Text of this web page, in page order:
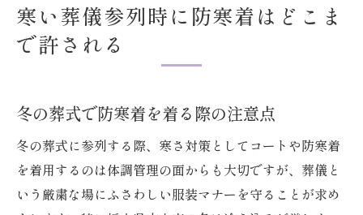
寒い葬儀参列時に防寒着はどこま
で許される
冬の葬式で防寒着を着る際の注意点
冬の葬式に参列する際、寒さ対策としてコートや防寒着
を着用するのは体調管理の面からも大切ですが、葬儀と
いう厳粛な場にふさわしい服装マナーを守ることが求め